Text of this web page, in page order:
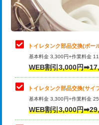
トイレタンク部品交換(ボー
基本料金 3,300円+作業料金
WEB割引3,000円
トイレタンク部品交換(サイ
基本料金 3,300円+作業料金
WEB割引3,000円